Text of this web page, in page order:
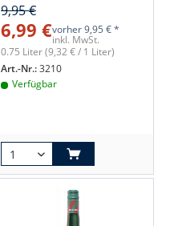
9,95 €
6,99 €vorher9,95 € *
inkl. MwSt.
0.75 Liter(9,32 € / 1 Liter)
Art.-Nr.:3210
Verfügbar